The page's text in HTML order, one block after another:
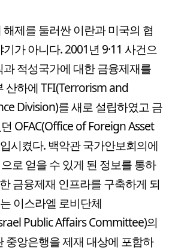
제를 둘러싼 이란과 미국의 협
가 아니다. 2001년 9·11 사건으
적성국가에 대한 금융제재를
산하에 TFI(Terrorism and
Division)를 새로 설립하였고 금
OFAC(Office of Foreign Asset
시켰다. 백악관 국가안보회의에
로 얻을 수 있게 된 정보를 통하
금융제재 인프라를 구축하게 되
이스라엘 로비단체
Public Affairs Committee)의
중앙은행을 제재 대상에 포함하